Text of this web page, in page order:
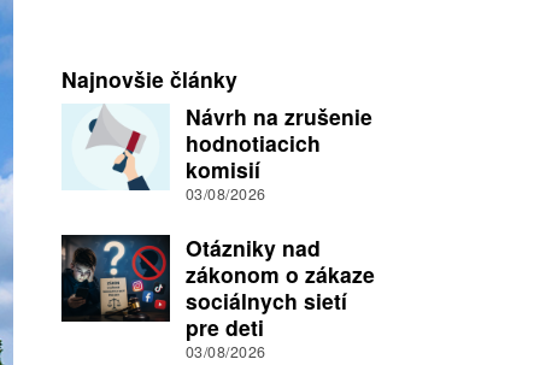
Najnovšie články
Návrh na zrušenie
hodnotiacich
komisií
03/08/2026
Otázniky nad
zákonom o zákaze
sociálnych sietí
pre deti
03/08/2026